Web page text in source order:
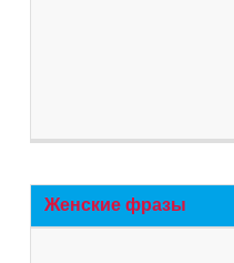
Женские фразы